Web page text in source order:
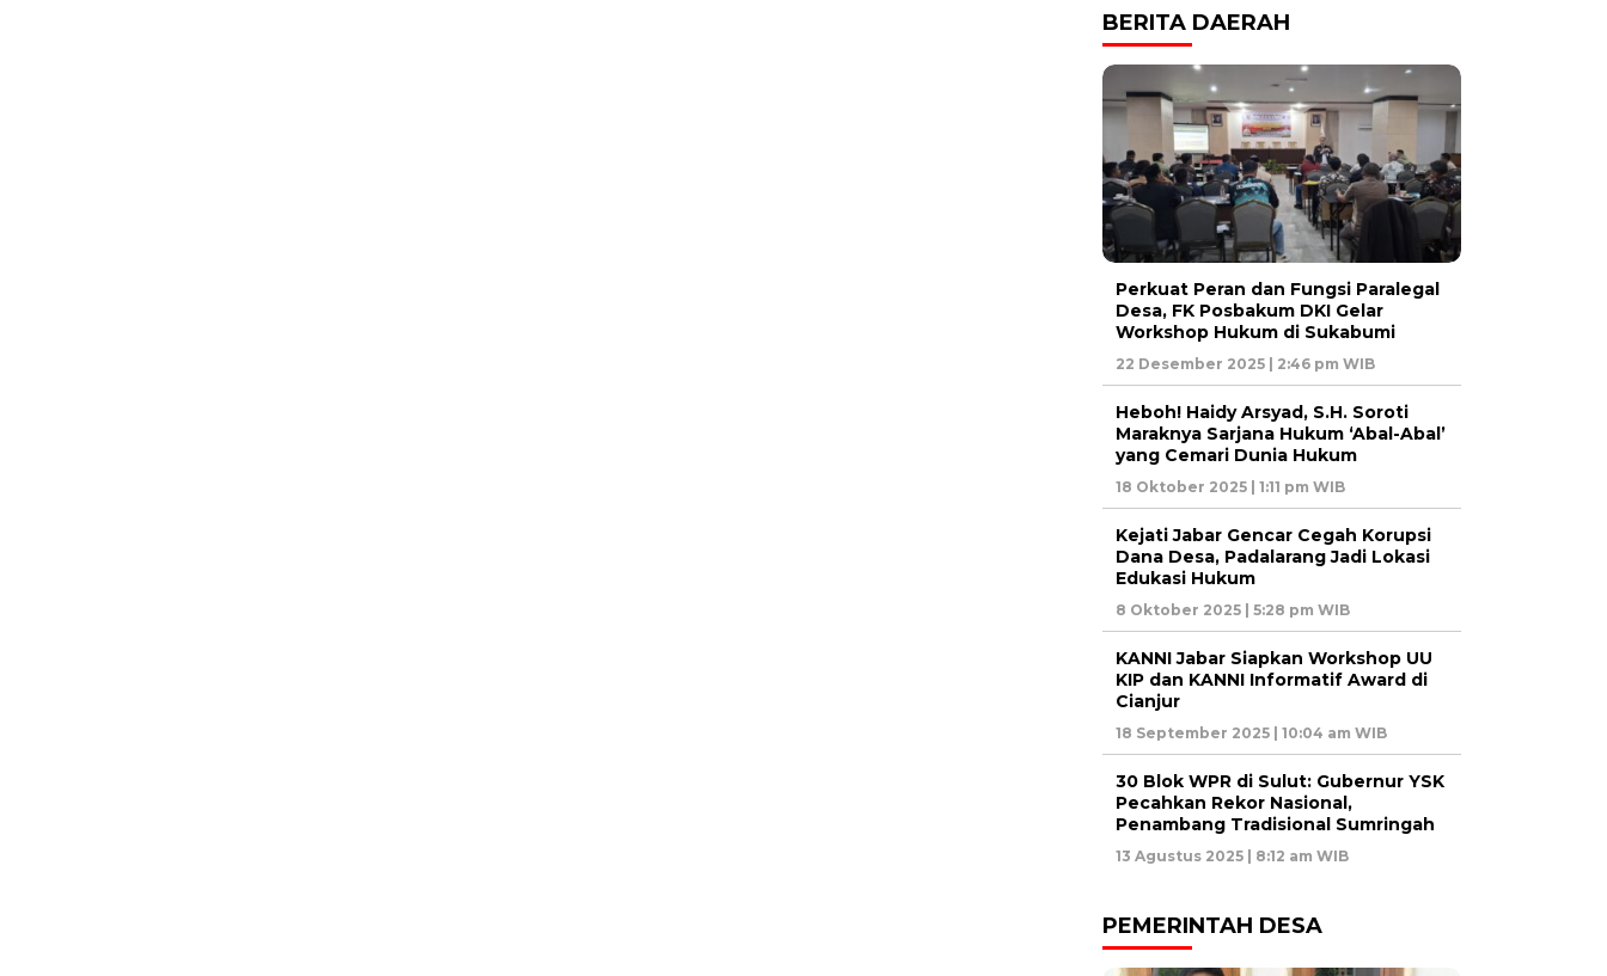
BERITA DAERAH
Perkuat Peran dan Fungsi Paralegal
Desa, FK Posbakum DKI Gelar
Workshop Hukum di Sukabumi
22 Desember 2025 | 2:46 pm WIB
Heboh! Haidy Arsyad, S.H. Soroti
Maraknya Sarjana Hukum ‘Abal-Abal’
yang Cemari Dunia Hukum
18 Oktober 2025 | 1:11 pm WIB
Kejati Jabar Gencar Cegah Korupsi
Dana Desa, Padalarang Jadi Lokasi
Edukasi Hukum
8 Oktober 2025 | 5:28 pm WIB
KANNI Jabar Siapkan Workshop UU
KIP dan KANNI Informatif Award di
Cianjur
18 September 2025 | 10:04 am WIB
30 Blok WPR di Sulut: Gubernur YSK
Pecahkan Rekor Nasional,
Penambang Tradisional Sumringah
13 Agustus 2025 | 8:12 am WIB
PEMERINTAH DESA